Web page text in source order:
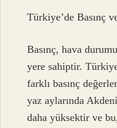
Türkiye’de Basınç
Basınç, hava
yere sahiptir.
farklı basınç
yaz aylarında
daha yüksektir ve